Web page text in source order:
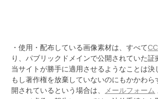
・使用・配布している画像素材は、すべて
り、パブリックドメインで公開されていた証
当サイトが勝手に適用させるようなことは決
もし著作権を放棄していないのにもかかわら
開されているという場合は、 メールフォーム